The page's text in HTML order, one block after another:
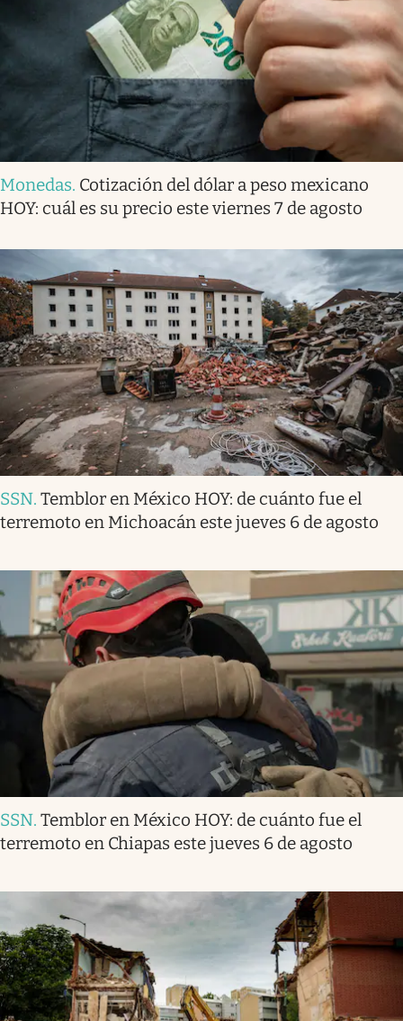
Monedas. Cotización del dólar a peso mexicano
HOY: cuál es su precio este viernes 7 de agosto
SSN. Temblor en México HOY: de cuánto fue el
terremoto en Michoacán este jueves 6 de agosto
SSN. Temblor en México HOY: de cuánto fue el
terremoto en Chiapas este jueves 6 de agosto